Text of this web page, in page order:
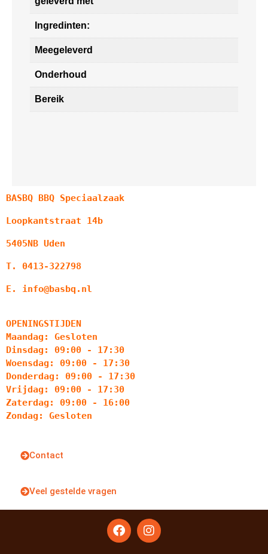
Ingredinten:
Meegeleverd
Onderhoud
Bereik
BASBQ BBQ Speciaalzaak
Loopkantstraat 14b
5405NB Uden
T. 0413-322798
E. info@basbq.nl
OPENINGSTIJDEN
Maandag: Gesloten
Dinsdag: 09:00 - 17:30
Woensdag: 09:00 - 17:30
Donderdag: 09:00 - 17:30
Vrijdag: 09:00 - 17:30
Zaterdag: 09:00 - 16:00
Zondag: Gesloten
Contact
Veel gestelde vragen